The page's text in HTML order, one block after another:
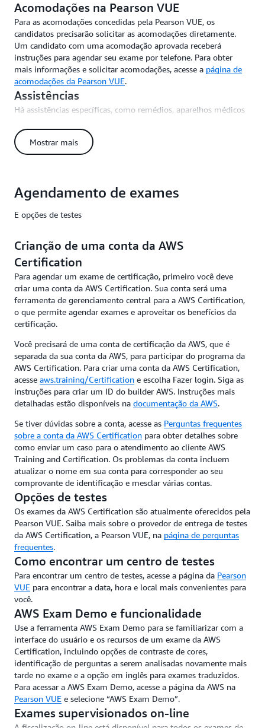
Acomodações na Pearson VUE
Para as acomodações concedidas pela Pearson VUE, os
candidatos precisarão solicitar as acomodações diretamente.
Um candidato com uma acomodação aprovada receberá
instruções para agendar seu exame por telefone. Para obter
mais informações e solicitar acomodações, acesse a página de
acomodações da Pearson VUE.
Assistências
Há assistências específicas, como remédios, aparelhos médicos
levar esses itens para os centros de testes. As assistências
permitidas diferem conforme o provedor de teste.
Mostrar mais
Agendamento de exames
E opções de testes
Crianção de uma conta da AWS
Certification
Para agendar um exame de certificação, primeiro você deve
criar uma conta da AWS Certification. Sua conta será uma
ferramenta de gerenciamento central para a AWS Certification,
o que permite agendar exames e aproveitar os benefícios da
certificação.
Você precisará de uma conta de certificação da AWS, que é
separada da sua conta da AWS, para participar do programa da
AWS Certification. Para criar uma conta da AWS Certification,
acesse aws.training/Certification e escolha Fazer login. Siga as
instruções para criar um ID do builder AWS. Instruções mais
detalhadas estão disponíveis na documentação da AWS.
Se tiver dúvidas sobre a conta, acesse as Perguntas frequentes
sobre a conta da AWS Certification para obter detalhes sobre
como enviar um caso para o atendimento ao cliente AWS
Training and Certification. Os problemas da conta incluem
atualizar o nome em sua conta para corresponder ao seu
comprovante de identificação e mesclar várias contas.
Opções de testes
Os exames da AWS Certification são atualmente oferecidos pela
Pearson VUE. Saiba mais sobre o provedor de entrega de testes
da AWS Certification, a Pearson VUE, na página de perguntas
frequentes.
Como encontrar um centro de testes
Para encontrar um centro de testes, acesse a página da Pearson
VUE para encontrar a data, hora e local mais convenientes para
você.
AWS Exam Demo e funcionalidade
Use a ferramenta AWS Exam Demo para se familiarizar com a
interface do usuário e os recursos de um exame da AWS
Certification, incluindo opções de contraste de cores,
identificação de perguntas a serem analisadas novamente mais
tarde no exame e a opção em inglês para exames traduzidos.
Para acessar a AWS Exam Demo, acesse a página da AWS na
Pearson VUE e selecione “AWS Exam Demo”.
Exames supervisionados on-line